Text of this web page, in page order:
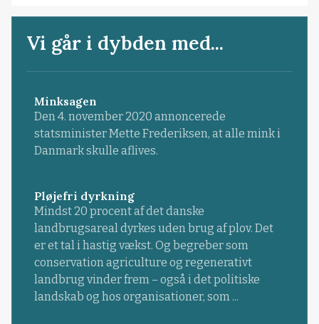
Vi går i dybden med...
Minksagen
Den 4. november 2020 annoncerede
statsminister Mette Frederiksen, at alle mink i
Danmark skulle aflives.
Pløjefri dyrkning
Mindst 20 procent af det danske
landbrugsareal dyrkes uden brug af plov. Det
er et tal i hastig vækst. Og begreber som
conservation agriculture og regenerativt
landbrug vinder frem – også i det politiske
landskab og hos organisationer, som ...